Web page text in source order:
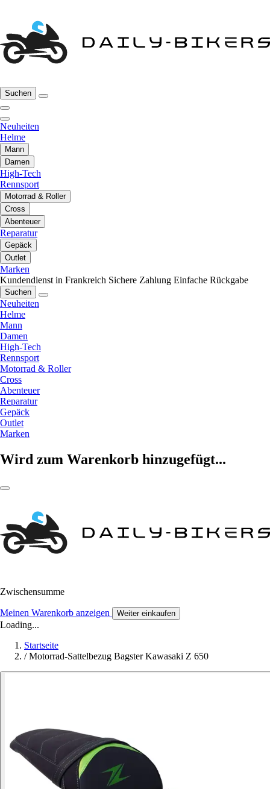
Suchen
Neuheiten
Helme
Mann
Damen
High-Tech
Rennsport
Motorrad & Roller
Cross
Abenteuer
Reparatur
Gepäck
Outlet
Marken
Kundendienst in Frankreich Sichere Zahlung Einfache Rückgabe
Suchen
Neuheiten
Helme
Mann
Damen
High-Tech
Rennsport
Motorrad & Roller
Cross
Abenteuer
Reparatur
Gepäck
Outlet
Marken
Wird zum Warenkorb hinzugefügt...
Zwischensumme
Meinen Warenkorb anzeigen Weiter einkaufen
Loading...
Startseite
/ Motorrad-Sattelbezug Bagster Kawasaki Z 650